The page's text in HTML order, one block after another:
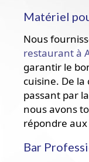
Matériel
Nous
restaurant à
garantir le
cuisine. De
passant par
nous avons
répondre
Bar